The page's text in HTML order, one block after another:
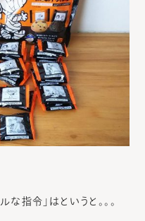
指令」はというと。。。